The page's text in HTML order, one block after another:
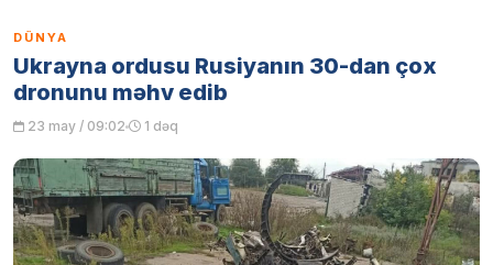
DÜNYA
Ukrayna ordusu Rusiyanın 30-dan çox
dronunu məhv edib
23 may / 09:02 1 dəq